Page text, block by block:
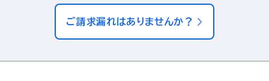
ご請求漏れはありませんか？